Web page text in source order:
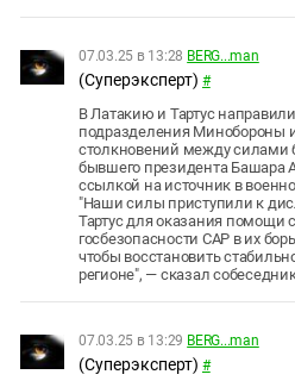
07.03.25 в 13:28 BERG...man
(Суперэксперт) #
В Латакию и Тартус
подразделения Минобороны
столкновений между силами
бывшего президента Башара
ссылкой на источник в
"Наши силы приступили к
Тартус для оказания помощи
госбезопасности САР в их
чтобы восстановить
регионе", — сказал
07.03.25 в 13:29 BERG...man
(Суперэксперт) #